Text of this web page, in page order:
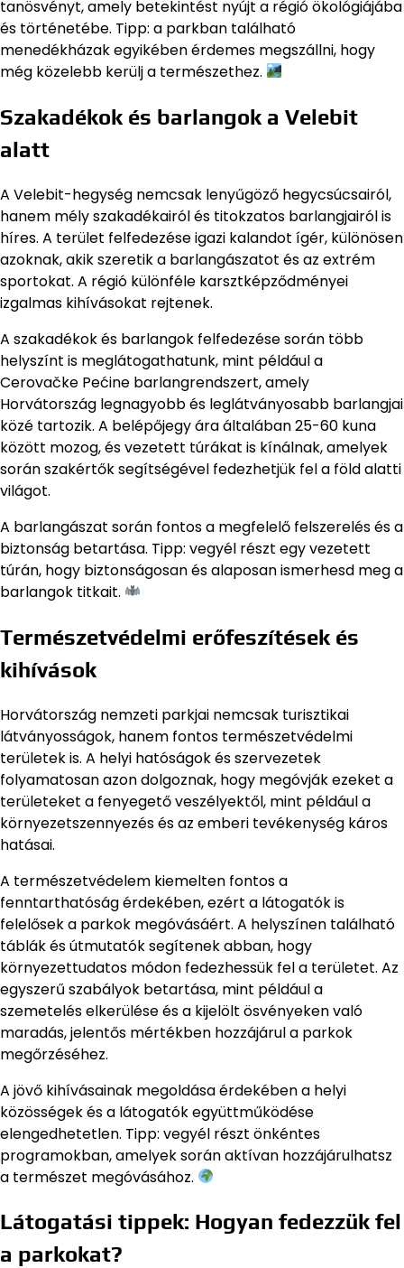
tanösvényt, amely betekintést nyújt a régió ökológiájába
és történetébe. Tipp: a parkban található
menedékházak egyikében érdemes megszállni, hogy
még közelebb kerülj a természethez.
Szakadékok és barlangok a Velebit
alatt
A Velebit-hegység nemcsak lenyűgöző hegycsúcsairól,
hanem mély szakadékairól és titokzatos barlangjairól is
híres. A terület felfedezése igazi kalandot ígér, különösen
azoknak, akik szeretik a barlangászatot és az extrém
sportokat. A régió különféle karsztképződményei
izgalmas kihívásokat rejtenek.
A szakadékok és barlangok felfedezése során több
helyszínt is meglátogathatunk, mint például a
Cerovačke Pećine barlangrendszert, amely
Horvátország legnagyobb és leglátványosabb barlangjai
közé tartozik. A belépőjegy ára általában 25-60 kuna
között mozog, és vezetett túrákat is kínálnak, amelyek
során szakértők segítségével fedezhetjük fel a föld alatti
világot.
A barlangászat során fontos a megfelelő felszerelés és a
biztonság betartása. Tipp: vegyél részt egy vezetett
túrán, hogy biztonságosan és alaposan ismerhesd meg a
barlangok titkait.
Természetvédelmi erőfeszítések és
kihívások
Horvátország nemzeti parkjai nemcsak turisztikai
látványosságok, hanem fontos természetvédelmi
területek is. A helyi hatóságok és szervezetek
folyamatosan azon dolgoznak, hogy megóvják ezeket a
területeket a fenyegető veszélyektől, mint például a
környezetszennyezés és az emberi tevékenység káros
hatásai.
A természetvédelem kiemelten fontos a
fenntarthatóság érdekében, ezért a látogatók is
felelősek a parkok megóvásáért. A helyszínen található
táblák és útmutatók segítenek abban, hogy
környezettudatos módon fedezhessük fel a területet. Az
egyszerű szabályok betartása, mint például a
szemetelés elkerülése és a kijelölt ösvényeken való
maradás, jelentős mértékben hozzájárul a parkok
megőrzéséhez.
A jövő kihívásainak megoldása érdekében a helyi
közösségek és a látogatók együttműködése
elengedhetetlen. Tipp: vegyél részt önkéntes
programokban, amelyek során aktívan hozzájárulhatsz
a természet megóvásához.
Látogatási tippek: Hogyan fedezzük fel
a parkokat?